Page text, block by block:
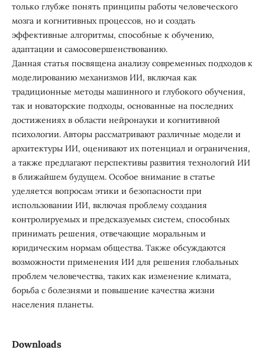
только глубже понять принципы работы человеческого
мозга и когнитивных процессов, но и создать
эффективные алгоритмы, способные к обучению,
адаптации и самосовершенствованию.
Данная статья посвящена анализу современных подходов к
моделированию механизмов ИИ, включая как
традиционные методы машинного и глубокого обучения,
так и новаторские подходы, основанные на последних
достижениях в области нейронауки и когнитивной
психологии. Авторы рассматривают различные модели и
архитектуры ИИ, оценивают их потенциал и ограничения,
а также предлагают перспективы развития технологий ИИ
в ближайшем будущем. Особое внимание в статье
уделяется вопросам этики и безопасности при
использовании ИИ, включая проблему создания
контролируемых и предсказуемых систем, способных
принимать решения, отвечающие моральным и
юридическим нормам общества. Также обсуждаются
возможности применения ИИ для решения глобальных
проблем человечества, таких как изменение климата,
борьба с болезнями и повышение качества жизни
населения планеты.
Downloads